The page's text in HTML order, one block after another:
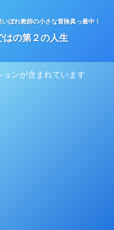
ぼれ教師の小さな冒険真っ最中！
はの第２の人生
ンが含まれています